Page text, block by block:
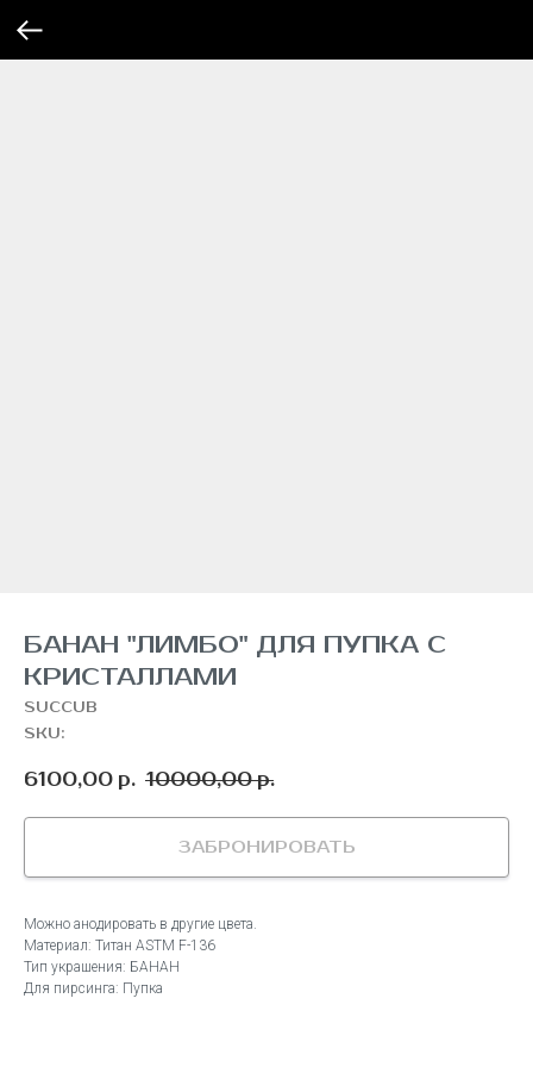
БАНАН "ЛИМБО" ДЛЯ ПУПКА С
КРИСТАЛЛАМИ
SUCCUB
SKU:
6100,00 р. 10000,00 р.
ЗАБРОНИРОВАТЬ
Можно анодировать в другие цвета.
Материал: Титан ASTM F-136
Тип украшения: БАНАН
Для пирсинга: Пупка